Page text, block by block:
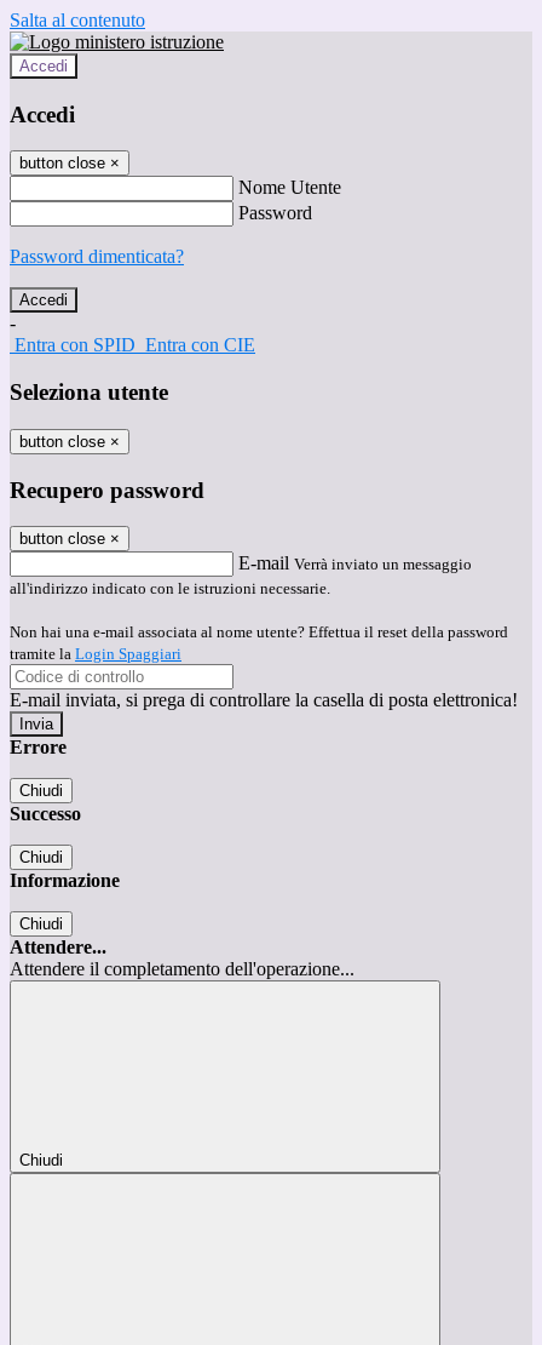
Salta al contenuto
Accedi
Accedi
button close ×
Nome Utente
Password
Password dimenticata?
-
Entra con SPID Entra con CIE
Seleziona utente
button close ×
Recupero password
button close ×
E-mail Verrà inviato un messaggio
all'indirizzo indicato con le istruzioni necessarie.
Non hai una e-mail associata al nome utente? Effettua il reset della password
tramite la Login Spaggiari
E-mail inviata, si prega di controllare la casella di posta elettronica!
Errore
Chiudi
Successo
Chiudi
Informazione
Chiudi
Attendere...
Attendere il completamento dell'operazione...
Chiudi